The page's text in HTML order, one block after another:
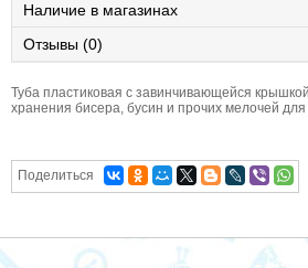
Наличие в магазинах
Отзывы (0)
Туба пластиковая с завинчивающейся
хранения бисера, бусин и прочих мелочей
Поделиться